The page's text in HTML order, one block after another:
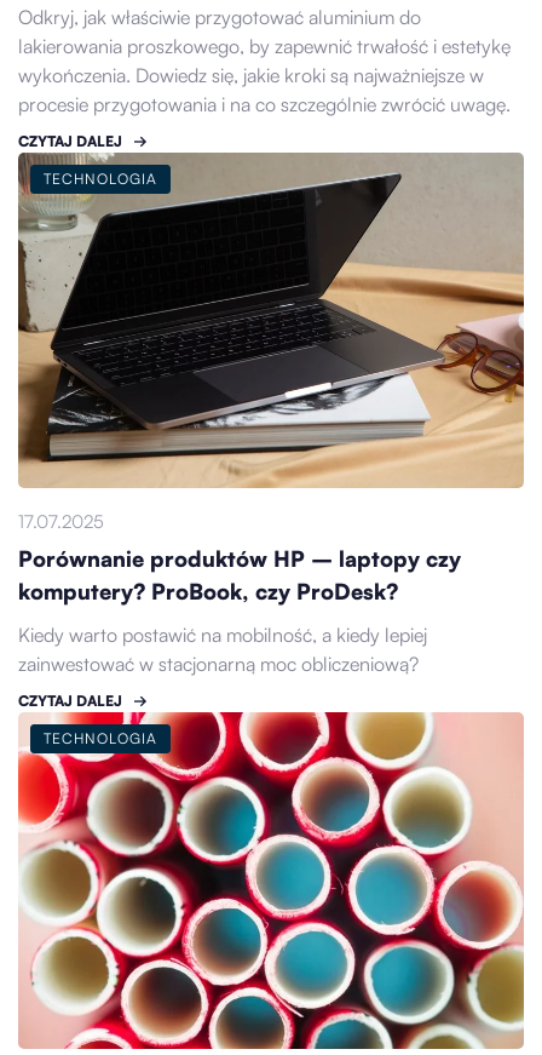
Odkryj, jak właściwie przygotować aluminium do
lakierowania proszkowego, by zapewnić trwałość i estetykę
wykończenia. Dowiedz się, jakie kroki są najważniejsze w
procesie przygotowania i na co szczególnie zwrócić uwagę.
CZYTAJ DALEJ
TECHNOLOGIA
17.07.2025
Porównanie produktów HP – laptopy czy
komputery? ProBook, czy ProDesk?
Kiedy warto postawić na mobilność, a kiedy lepiej
zainwestować w stacjonarną moc obliczeniową?
CZYTAJ DALEJ
TECHNOLOGIA